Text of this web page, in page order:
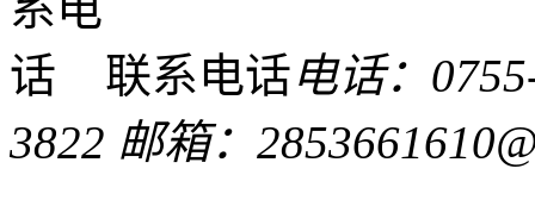
联系电话电话：
3822 邮箱：